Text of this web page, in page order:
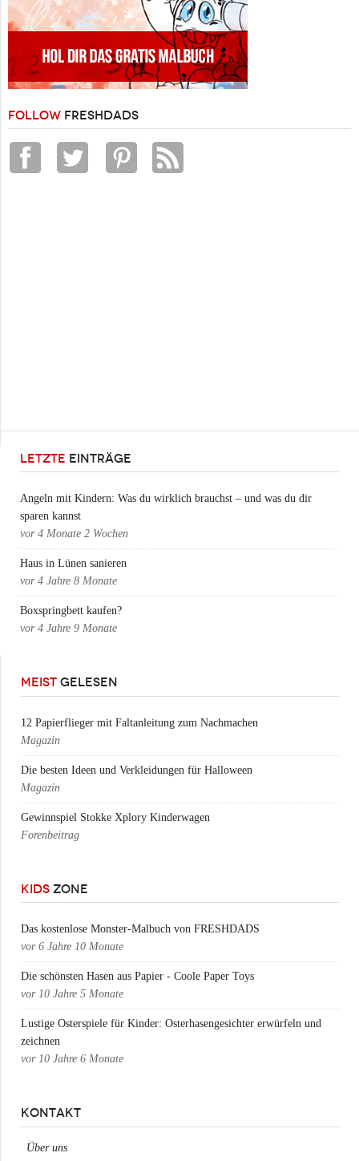
FOLLOW FRESHDADS
LETZTE EINTRÄGE
Angeln mit Kindern: Was du wirklich brauchst – und was du dir
sparen kannst
vor 4 Monate 2 Wochen
Haus in Lünen sanieren
vor 4 Jahre 8 Monate
Boxspringbett kaufen?
vor 4 Jahre 9 Monate
MEIST GELESEN
12 Papierflieger mit Faltanleitung zum Nachmachen
Magazin
Die besten Ideen und Verkleidungen für Halloween
Magazin
Gewinnspiel Stokke Xplory Kinderwagen
Forenbeitrag
KIDS ZONE
Das kostenlose Monster-Malbuch von FRESHDADS
vor 6 Jahre 10 Monate
Die schönsten Hasen aus Papier - Coole Paper Toys
vor 10 Jahre 5 Monate
Lustige Osterspiele für Kinder: Osterhasengesichter erwürfeln und
zeichnen
vor 10 Jahre 6 Monate
KONTAKT
Über uns